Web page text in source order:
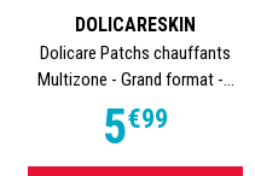
DOLICARESKIN
Dolicare Patchs chauffants
Multizone - Grand format -...
5€99